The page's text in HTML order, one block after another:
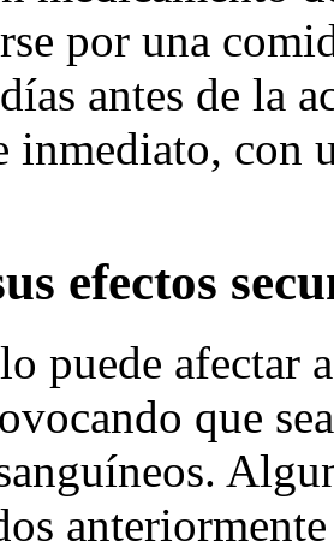
por una
antes de la
inmediato, con
efectos
puede afectar
que